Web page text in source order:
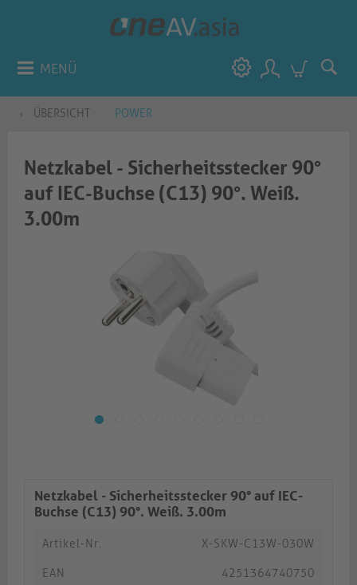
MENÜ
ÜBERSICHT POWER
Netzkabel - Sicherheitsstecker 90°
auf IEC-Buchse (C13) 90°. Weiß.
3.00m
Netzkabel - Sicherheitsstecker 90° auf IEC-
Buchse (C13) 90°. Weiß. 3.00m
Artikel-Nr. X-SKW-C13W-030W
EAN 4251364740750